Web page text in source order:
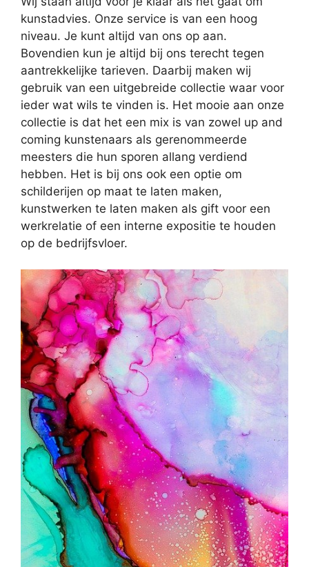
kunstadvies. Onze service is van een hoog
niveau. Je kunt altijd van ons op aan.
Bovendien kun je altijd bij ons terecht tegen
aantrekkelijke tarieven. Daarbij maken wij
gebruik van een uitgebreide collectie waar voor
ieder wat wils te vinden is. Het mooie aan onze
collectie is dat het een mix is van zowel up and
coming kunstenaars als gerenommeerde
meesters die hun sporen allang verdiend
hebben. Het is bij ons ook een optie om
schilderijen op maat te laten maken,
kunstwerken te laten maken als gift voor een
werkrelatie of een interne expositie te houden
op de bedrijfsvloer.